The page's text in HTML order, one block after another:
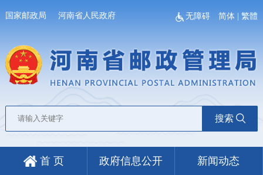
国家邮政局 河南省人民政府 无障碍 简体 |繁體
搜索
首 页 政府信息公开 新闻动态